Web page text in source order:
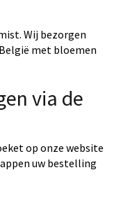
Wij bezorgen
met bloemen
via de
op onze website
uw bestelling